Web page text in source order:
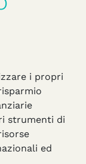
i propri
strumenti di
ed